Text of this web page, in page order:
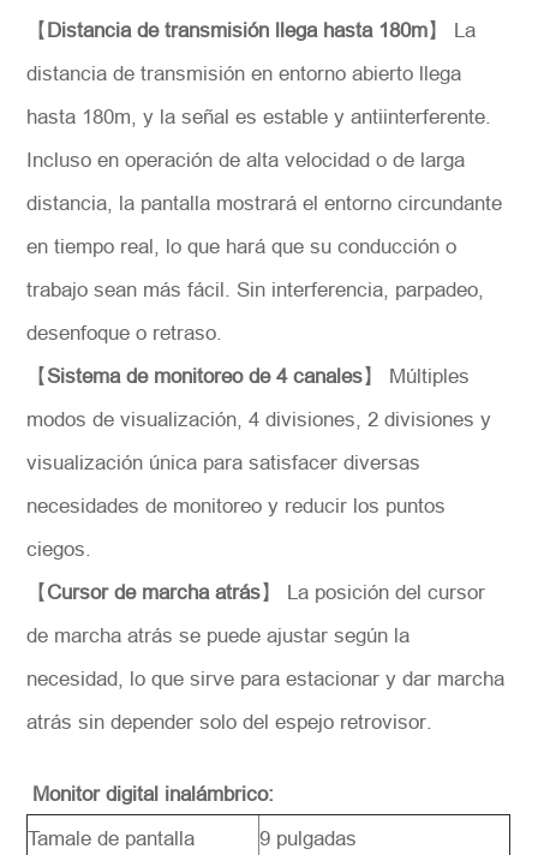
Descripción *
【 Distancia de transmisión llega hasta 180m】 La
distancia de transmisión en entorno abierto llega
hasta 180m, y la señal es estable y antiinterferente.
Incluso en operación de alta velocidad o de larga
distancia, la pantalla mostrará el entorno circundante
en tiempo real, lo que hará que su conducción o
trabajo sean más fácil. Sin interferencia, parpadeo,
desenfoque o retraso.
【 Sistema de monitoreo de 4 canales】 Múltiples
modos de visualización, 4 divisiones, 2 divisiones y
visualización única para satisfacer diversas
necesidades de monitoreo y reducir los puntos
ciegos.
【 Cursor de marcha atrás】 La posición del cursor
de marcha atrás se puede ajustar según la
necesidad, lo que sirve para estacionar y dar marcha
atrás sin depender solo del espejo retrovisor.
Monitor digital inalámbrico:
Tamale de pantalla
9 pulgadas